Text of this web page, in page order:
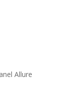
Allure